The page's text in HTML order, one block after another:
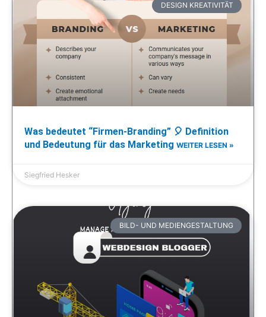
DESIGN KREATIVITÄT
Was bedeutet “Firmen-Branding” 🎈 Definition
und Bedeutung für das Marketing WEITER LESEN »
Siegfried Hesker
BILD- UND MEDIENGESTALTUNG